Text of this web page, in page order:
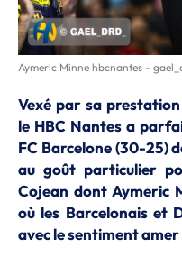
Aymeric Minne hbcnantes -
Vexé par sa
le HBC Nantes a
FC Barcelone (30-25)
au goût particulier
Cojean dont Aymeric
où les Barcelonais et
avec le sentiment amer